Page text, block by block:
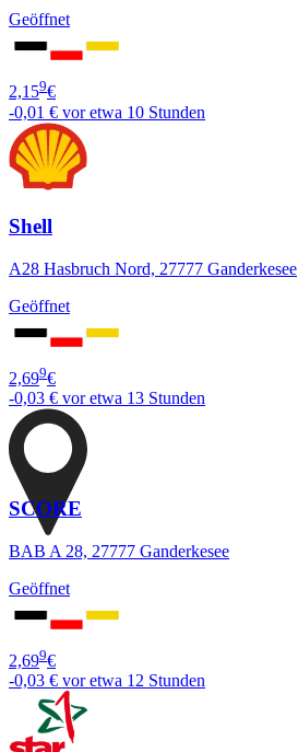
Geöffnet
2,159€
-0,01 € vor etwa 10 Stunden
Shell
A28 Hasbruch Nord, 27777 Ganderkesee
Geöffnet
2,699€
-0,03 € vor etwa 13 Stunden
SCORE
BAB A 28, 27777 Ganderkesee
Geöffnet
2,699€
-0,03 € vor etwa 12 Stunden